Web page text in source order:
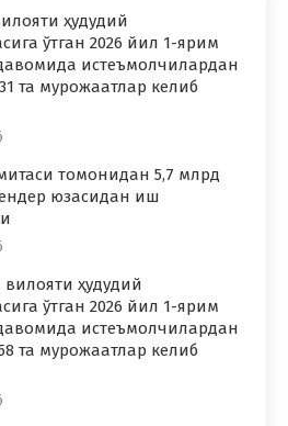
ҳудудий
ўтган 2026 йил 1-ярим
истеъмолчилардан
та мурожаатлар келиб
томонидан 5,7 млрд
юзасидан иш
ҳудудий
ўтган 2026 йил 1-ярим
истеъмолчилардан
та мурожаатлар келиб